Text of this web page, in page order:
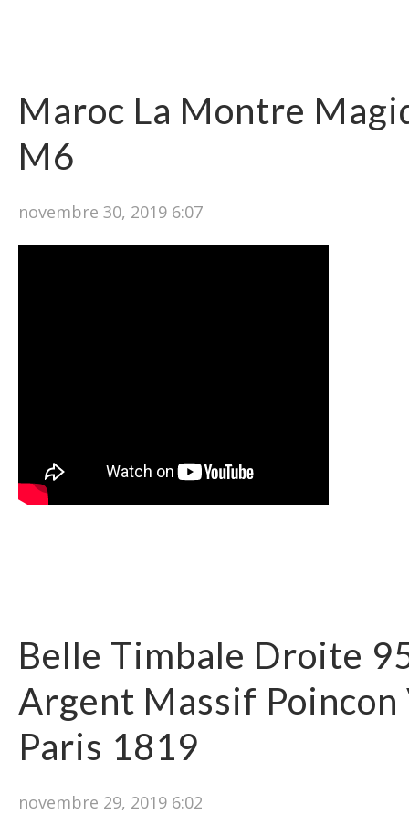
Maroc La Montre
M6
novembre 30, 2019 6:07
Belle Timbale Droite
Argent Massif
Paris 1819
novembre 29, 2019 6:02